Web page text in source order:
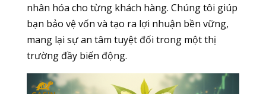
nhân hóa cho từng khách hàng. Chúng tôi giúp
bạn bảo vệ vốn và tạo ra lợi nhuận bền vững,
mang lại sự an tâm tuyệt đối trong một thị
trường đầy biến động.